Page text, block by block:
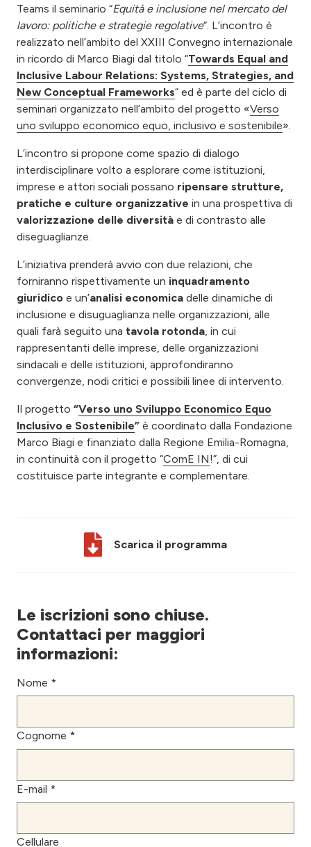
Teams il seminario “Equità e inclusione nel mercato del
lavoro: politiche e strategie regolative“. L’incontro è
realizzato nell’ambito del XXIII Convegno internazionale
in ricordo di Marco Biagi dal titolo “Towards Equal and
Inclusive Labour Relations: Systems, Strategies, and
New Conceptual Frameworks“ ed è parte del ciclo di
seminari organizzato nell’ambito del progetto «Verso
uno sviluppo economico equo, inclusivo e sostenibile».
L’incontro si propone come spazio di dialogo
interdisciplinare volto a esplorare come istituzioni,
imprese e attori sociali possano ripensare strutture,
pratiche e culture organizzative in una prospettiva di
valorizzazione delle diversità e di contrasto alle
diseguaglianze.
L’iniziativa prenderà avvio con due relazioni, che
forniranno rispettivamente un inquadramento
giuridico e un’analisi economica delle dinamiche di
inclusione e disuguaglianza nelle organizzazioni, alle
quali farà seguito una tavola rotonda , in cui
rappresentanti delle imprese, delle organizzazioni
sindacali e delle istituzioni, approfondiranno
convergenze, nodi critici e possibili linee di intervento.
Il progetto “Verso uno Sviluppo Economico Equo
Inclusivo e Sostenibile” è coordinato dalla Fondazione
Marco Biagi e finanziato dalla Regione Emilia-Romagna,
in continuità con il progetto “ComE IN!”, di cui
costituisce parte integrante e complementare.
Scarica il programma
Le iscrizioni sono chiuse.
Contattaci per maggiori
informazioni:
Nome *
Cognome *
E-mail *
Cellulare